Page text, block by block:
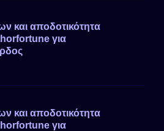
και αποδοτικότητα
για
και αποδοτικότητα
για